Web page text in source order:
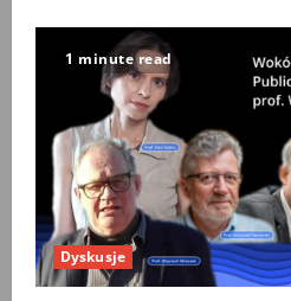
Ostrowskiej
w
czasie
II
wojny
światowej”
1 minute read
Dyskusje